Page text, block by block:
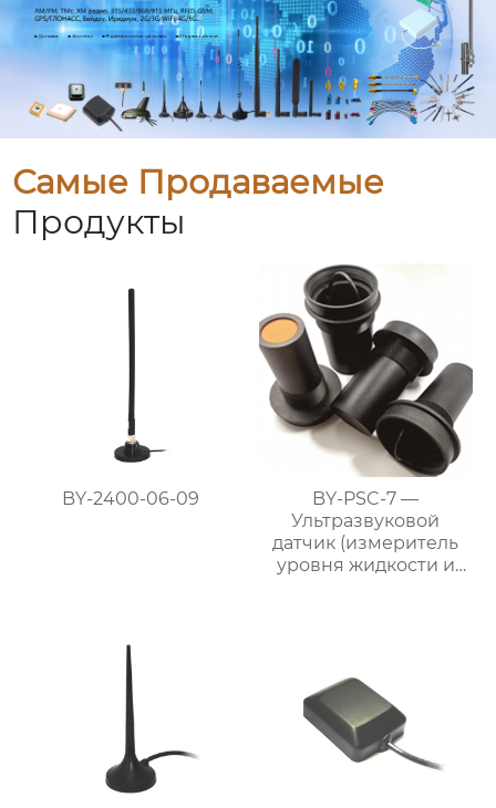
Самые Продаваемые
Продукты
BY-2400-06-09
BY-PSC-7 —
Ультразвуковой
датчик (измеритель
уровня жидкости и